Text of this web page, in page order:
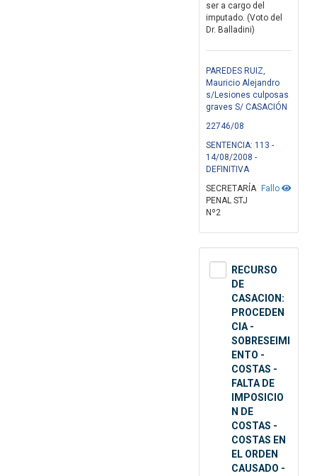
ser a cargo del
imputado. (Voto del
Dr. Balladini)
PAREDES RUIZ,
Mauricio Alejandro
s/Lesiones culposas
graves S/ CASACIÓN
22746/08
SENTENCIA: 113 -
14/08/2008 -
DEFINITIVA
Fallo
SECRETARÍA
PENAL STJ
Nº2
RECURSO
DE
CASACION:
PROCEDEN
CIA -
SOBRESEIMI
ENTO -
COSTAS -
FALTA DE
IMPOSICIO
N DE
COSTAS -
COSTAS EN
EL ORDEN
CAUSADO -